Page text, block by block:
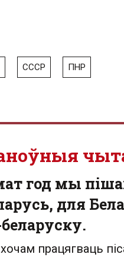
СССР ПНР
год мы
для
працягваць